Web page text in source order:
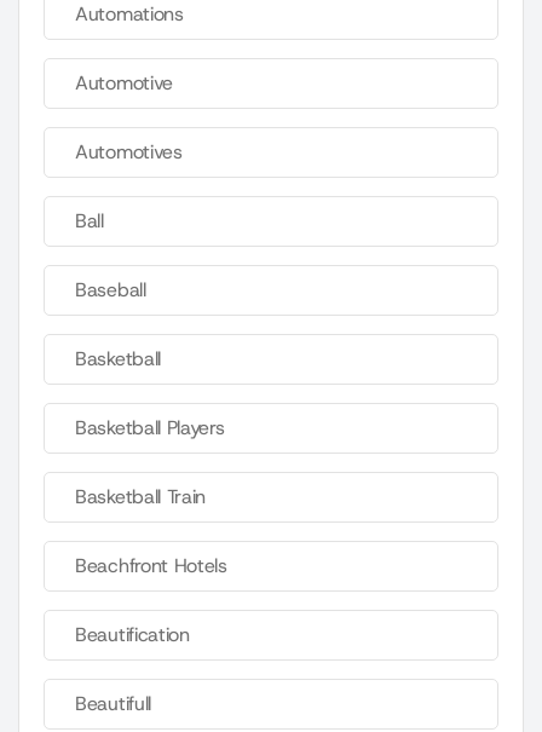
Automations
Automotive
Automotives
Ball
Baseball
Basketball
Basketball Players
Basketball Train
Beachfront Hotels
Beautification
Beautifull